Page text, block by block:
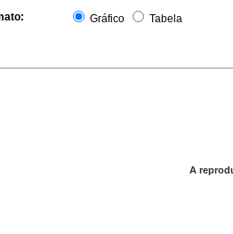
- LOCALIZACOES MAL DEFINIDAS NO
Gráfico Tabela
A